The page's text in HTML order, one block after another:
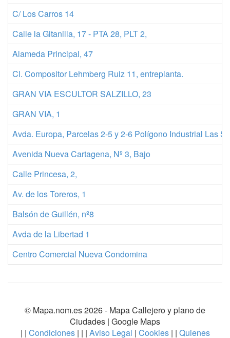
C/ Los Carros 14
Calle la Gitanilla, 17 - PTA 28, PLT 2,
Alameda Principal, 47
Cl. Compositor Lehmberg Ruiz 11, entreplanta.
GRAN VIA ESCULTOR SALZILLO, 23
GRAN VIA, 1
Avda. Europa, Parcelas 2-5 y 2-6 Polígono Industrial Las
Avenida Nueva Cartagena, Nº 3, Bajo
Calle Princesa, 2,
Av. de los Toreros, 1
Balsón de Guillén, nº8
Avda de la Libertad 1
Centro Comercial Nueva Condomina
© Mapa.nom.es 2026 - Mapa Callejero y plano de
Ciudades | Google Maps
| | Condiciones| | | Aviso Legal | Cookies | | Quienes